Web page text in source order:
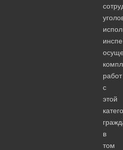
работ
с
этой
в
том